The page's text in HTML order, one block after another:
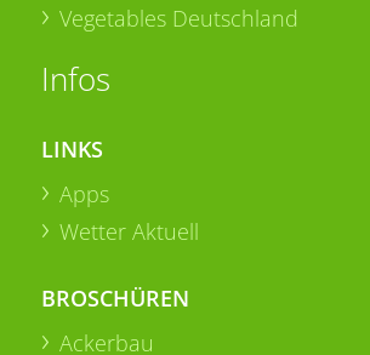
Vegetables Deutschland
Infos
LINKS
Apps
Wetter Aktuell
BROSCHÜREN
Ackerbau